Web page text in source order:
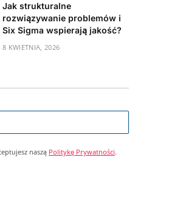
Jak strukturalne
rozwiązywanie problemów i
Six Sigma wspierają jakość?
8 KWIETNIA, 2026
naszą Politykę Prywatności.